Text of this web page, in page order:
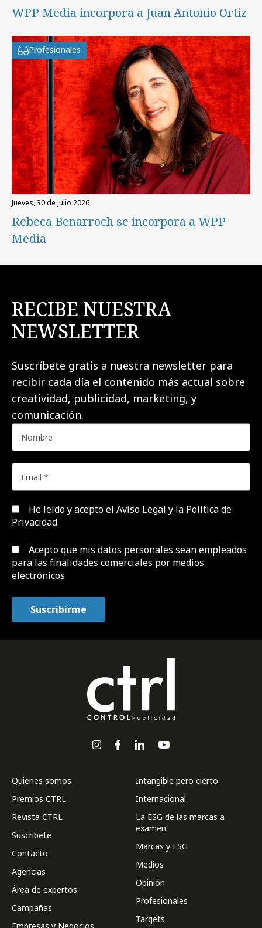
WPP Media incorpora a Juan Antonio Ortiz
Profesionales
jueves, 30 de julio 2026
Rebeca Benarroch se incorpora a WPP
Media
RECIBE NUESTRA
NEWSLETTER
Suscríbete gratis a nuestra newsletter para
recibir cada día el contenido más actual sobre
creatividad, publicidad, marketing, y
comunicación.
He leído y acepto el Aviso Legal y la Política de
Privacidad
Acepto que mis datos personales sean empleados
para las finalidades comerciales por medios
electrónicos
Quienes somos
Premios CTRL
Revista CTRL
Suscríbete
Contacto
Agencias
Área de expertos
Campañas
Intangible pero cierto
Internacional
La ESG de las marcas a
examen
Marcas y ESG
Medios
Opinión
Profesionales
Targets